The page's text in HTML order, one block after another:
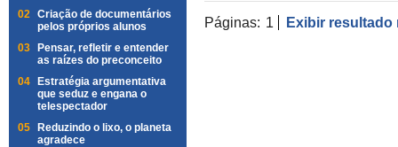
02 Criação de documentários
pelos próprios alunos
03
Pensar, refletir e entender
as raízes do preconceito
04
Estratégia argumentativa
que seduz e engana o
telespectador
05
Reduzindo o lixo, o planeta
agradece
Páginas: 1 Exibir resultado